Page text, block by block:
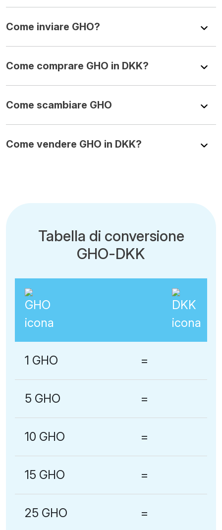
Come inviare GHO?
Come comprare GHO in DKK?
Come scambiare GHO
Come vendere GHO in DKK?
Tabella di conversione
GHO-DKK
1 GHO =
5 GHO =
10 GHO =
15 GHO =
25 GHO =